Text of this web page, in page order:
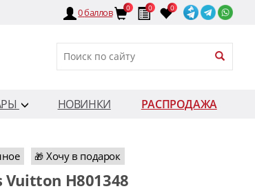
0баллов 0 0 0
НОВИНКИ
РАСПРОДАЖА
🎁 Хочу в подарок
Vuitton H801348